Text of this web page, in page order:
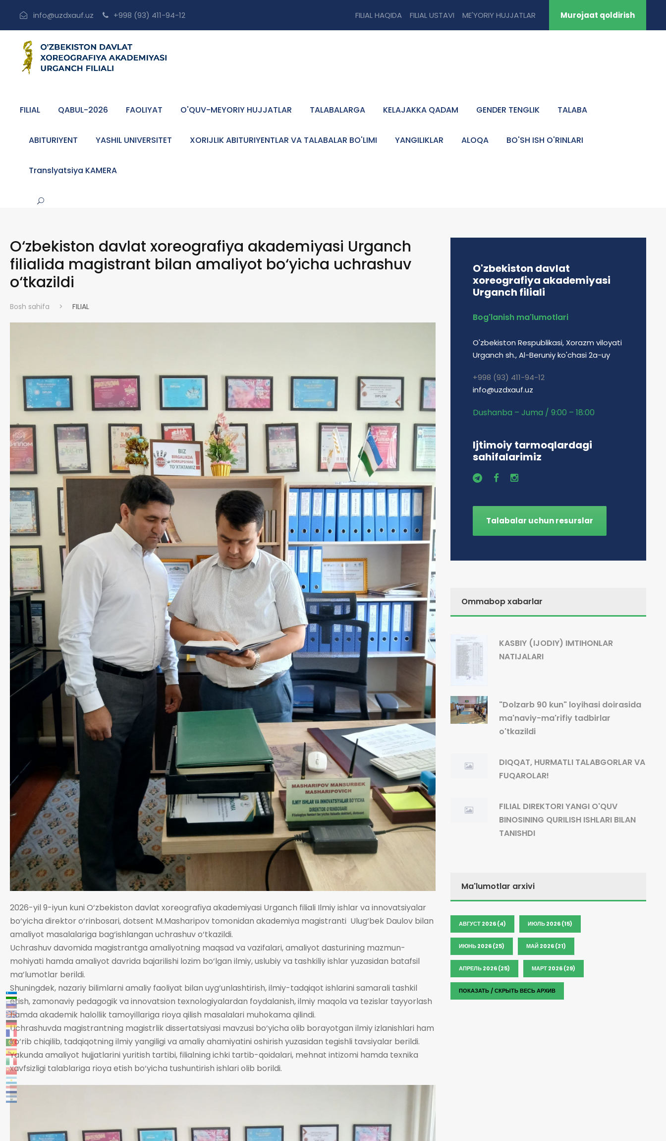
info@uzdxauf.uz +998 (93) 411-94-12 FILIAL HAQIDA FILIAL USTAVI ME'YORIY HUJJATLAR Murojaat qoldirish
FILIAL QABUL-2026 FAOLIYAT O'QUV-MEYORIY HUJJATLAR TALABALARGA KELAJAKKA QADAM GENDER TENGLIK TALABA
ABITURIYENT YASHIL UNIVERSITET XORIJLIK ABITURIYENTLAR VA TALABALAR BO'LIMI YANGILIKLAR ALOQA BO'SH ISH O'RINLARI
Translyatsiya KAMERA
O‘zbekiston davlat xoreografiya akademiyasi Urganch
filialida magistrant bilan amaliyot bo‘yicha uchrashuv
o‘tkazildi
Bosh sahifa > FILIAL
2026-yil 9-iyun kuni O‘zbekiston davlat xoreografiya akademiyasi Urganch filiali Ilmiy ishlar va innovatsiyalar
bo‘yicha direktor o‘rinbosari, dotsent M.Masharipov tomonidan akademiya magistranti Ulug‘bek Daulov bilan
amaliyot masalalariga bag‘ishlangan uchrashuv o‘tkazildi.
Uchrashuv davomida magistrantga amaliyotning maqsad va vazifalari, amaliyot dasturining mazmun-
mohiyati hamda amaliyot davrida bajarilishi lozim bo‘lgan ilmiy, uslubiy va tashkiliy ishlar yuzasidan batafsil
ma’lumotlar berildi.
Shuningdek, nazariy bilimlarni amaliy faoliyat bilan uyg‘unlashtirish, ilmiy-tadqiqot ishlarini samarali tashkil
etish, zamonaviy pedagogik va innovatsion texnologiyalardan foydalanish, ilmiy maqola va tezislar tayyorlash
hamda akademik halollik tamoyillariga rioya qilish masalalari muhokama qilindi.
Uchrashuvda magistrantning magistrlik dissertatsiyasi mavzusi bo‘yicha olib borayotgan ilmiy izlanishlari ham
ko‘rib chiqilib, tadqiqotning ilmiy yangiligi va amaliy ahamiyatini oshirish yuzasidan tegishli tavsiyalar berildi.
Yakunda amaliyot hujjatlarini yuritish tartibi, filialning ichki tartib-qoidalari, mehnat intizomi hamda texnika
xavfsizligi talablariga rioya etish bo‘yicha tushuntirish ishlari olib borildi.
O'zbekiston davlat
xoreografiya akademiyasi
Urganch filiali
Bog'lanish ma'lumotlari
O'zbekiston Respublikasi, Xorazm viloyati
Urganch sh., Al-Beruniy ko'chasi 2a-uy
+998 (93) 411-94-12
info@uzdxauf.uz
Dushanba – Juma / 9:00 – 18:00
Ijtimoiy tarmoqlardagi
sahifalarimiz
Talabalar uchun resurslar
Ommabop xabarlar
KASBIY (IJODIY) IMTIHONLAR
NATIJALARI
"Dolzarb 90 kun" loyihasi doirasida
ma'naviy-ma'rifiy tadbirlar
o'tkazildi
DIQQAT, HURMATLI TALABGORLAR VA
FUQAROLAR!
FILIAL DIREKTORI YANGI O'QUV
BINOSINING QURILISH ISHLARI BILAN
TANISHDI
Ma'lumotlar arxivi
АВГУСТ 2026 (4) ИЮЛЬ 2026 (15)
ИЮНЬ 2026 (25) МАЙ 2026 (21)
АПРЕЛЬ 2026 (25) МАРТ 2026 (29)
ПОКАЗАТЬ / СКРЫТЬ ВЕСЬ АРХИВ